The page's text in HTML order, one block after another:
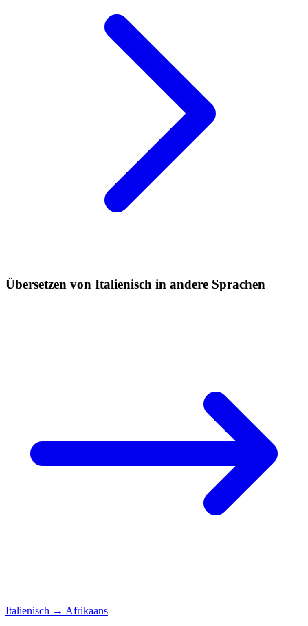
Übersetzen von Italienisch in andere Sprachen
Italienisch → Afrikaans